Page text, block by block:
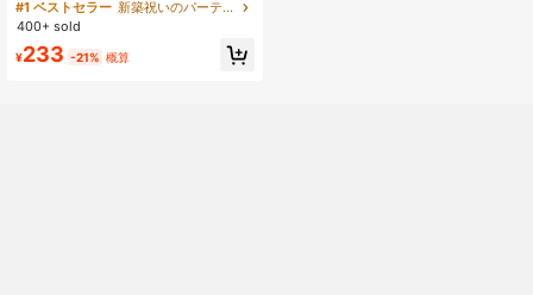
ク。これらのグロースティックは非
常に高い明るさを持ち、柔らかいな
間光り続けるタイプの照明製品で
#1 ベストセラー
新築祝いのパーティー グローパーティー用品
400+ sold
¥233 -21% 概算